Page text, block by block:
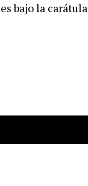
bajo la carátula